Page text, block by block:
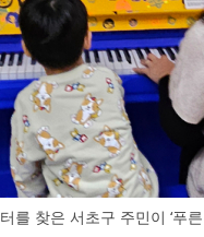
를 찾은 서초구 주민이 ‘푸